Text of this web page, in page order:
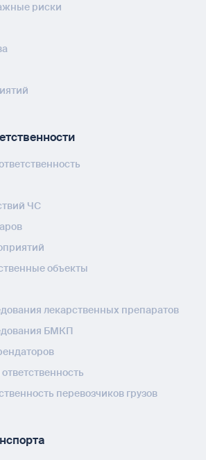
риски
ЧС
объекты
лекарственных препаратов
БМКП
перевозчиков грузов